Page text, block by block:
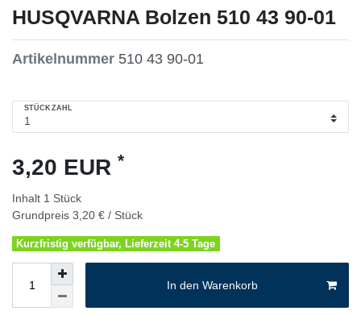
HUSQVARNA Bolzen 510 43 90-01
Artikelnummer 510 43 90-01
STÜCKZAHL
3,20 EUR *
Inhalt 1 Stück
Grundpreis 3,20 € / Stück
Kurzfristig verfügbar, Lieferzeit 4-5 Tage
In den Warenkorb